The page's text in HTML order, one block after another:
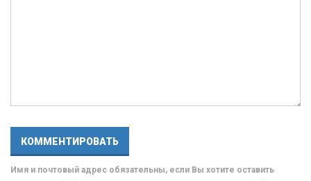
Имя и почтовый адрес обязательны, если Вы хотите оставить